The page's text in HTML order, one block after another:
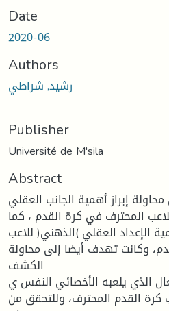
Date
2020-06
Authors
رشيد, شراطي
Publisher
Université de M'sila
Abstract
إبراز أهمية الجانب العقلي
المحترف في كرة القدم ، كما
الإعداد العقلي )الذهني( للاعب
وكانت تهدف أيضا إلى محاولة
الكشف
الذي يلعبه الأخصائي النفس ي
القدم المحترف، وللتحقق من